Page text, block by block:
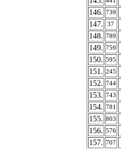
146. 739
147.
37
148. 789
149. 759
150. 595
151. 245
152. 744
153. 743
154. 781
155. 803
156. 576
157. 707